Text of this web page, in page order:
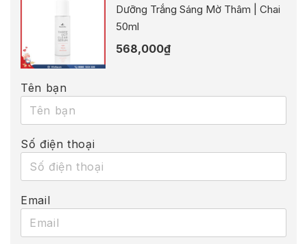
Dưỡng Trắng Sáng Mờ Thâm | Chai
50ml
568,000₫
Tên bạn
Số điện thoại
Email